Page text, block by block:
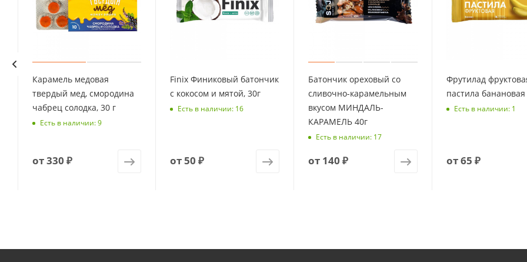
Карамель медовая
твердый мед, смородина
чабрец солодка, 30 г
Есть в наличии: 9
от330 ₽
Finix Финиковый батончик
с кокосом и мятой, 30г
Есть в наличии: 16
от50 ₽
Батончик ореховый со
сливочно-карамельным
вкусом МИНДАЛЬ-
КАРАМЕЛЬ 40г
Есть в наличии: 17
от 140 ₽
Фрутилад
пастила банановая
Есть в наличии: 1
от65 ₽